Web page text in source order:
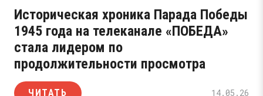
Историческая хроника Парада Победы
1945 года на телеканале «ПОБЕДА»
стала лидером по
продолжительности просмотра
ЧИТАТЬ 14.05.26